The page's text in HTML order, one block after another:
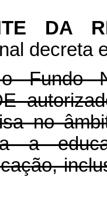
DA
decreta
Fundo
no
a